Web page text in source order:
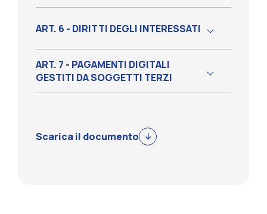
ART. 6 - DIRITTI DEGLI INTERESSATI
ART. 7 - PAGAMENTI DIGITALI
GESTITI DA SOGGETTI TERZI
Scarica il documento